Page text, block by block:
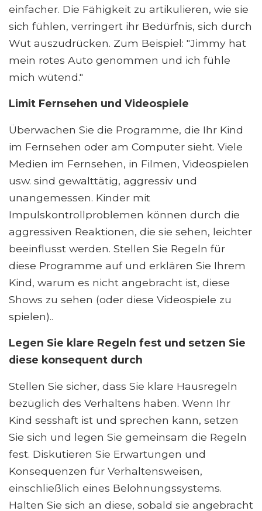
einfacher. Die Fähigkeit zu artikulieren, wie sie
sich fühlen, verringert ihr Bedürfnis, sich durch
Wut auszudrücken. Zum Beispiel: "Jimmy hat
mein rotes Auto genommen und ich fühle
mich wütend."
Limit Fernsehen und Videospiele
Überwachen Sie die Programme, die Ihr Kind
im Fernsehen oder am Computer sieht. Viele
Medien im Fernsehen, in Filmen, Videospielen
usw. sind gewalttätig, aggressiv und
unangemessen. Kinder mit
Impulskontrollproblemen können durch die
aggressiven Reaktionen, die sie sehen, leichter
beeinflusst werden. Stellen Sie Regeln für
diese Programme auf und erklären Sie Ihrem
Kind, warum es nicht angebracht ist, diese
Shows zu sehen (oder diese Videospiele zu
spielen)..
Legen Sie klare Regeln fest und setzen Sie
diese konsequent durch
Stellen Sie sicher, dass Sie klare Hausregeln
bezüglich des Verhaltens haben. Wenn Ihr
Kind sesshaft ist und sprechen kann, setzen
Sie sich und legen Sie gemeinsam die Regeln
fest. Diskutieren Sie Erwartungen und
Konsequenzen für Verhaltensweisen,
einschließlich eines Belohnungssystems.
Halten Sie sich an diese, sobald sie angebracht